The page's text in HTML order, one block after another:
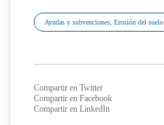
Ayudas y subvenciones; Erosión del suelo
Compartir en Twitter
Compartir en Facebook
Compartir en LinkedIn